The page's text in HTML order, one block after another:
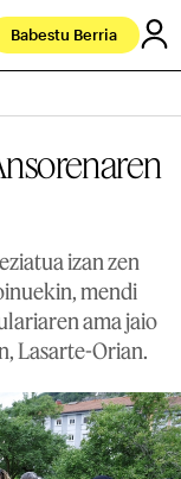
Babestu Berria
izan zen
mendi
ama jaio
Lasarte-Orian.